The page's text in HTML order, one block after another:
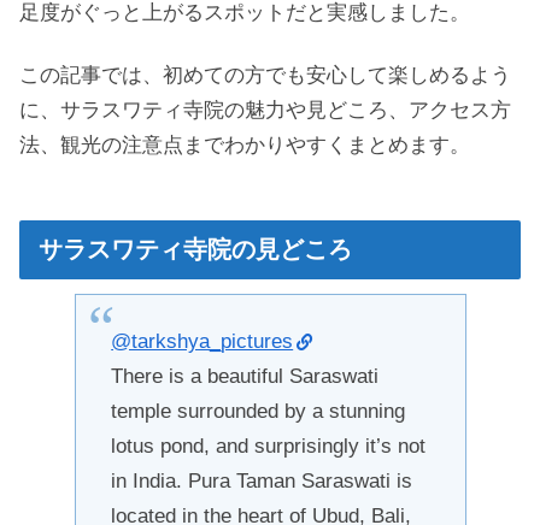
足度がぐっと上がるスポットだと実感しました。
この記事では、初めての方でも安心して楽しめるよう
に、サラスワティ寺院の魅力や見どころ、アクセス方
法、観光の注意点までわかりやすくまとめます。
サラスワティ寺院の見どころ
@tarkshya_pictures
There is a beautiful Saraswati
temple surrounded by a stunning
lotus pond, and surprisingly it’s not
in India. Pura Taman Saraswati is
located in the heart of Ubud, Bali,